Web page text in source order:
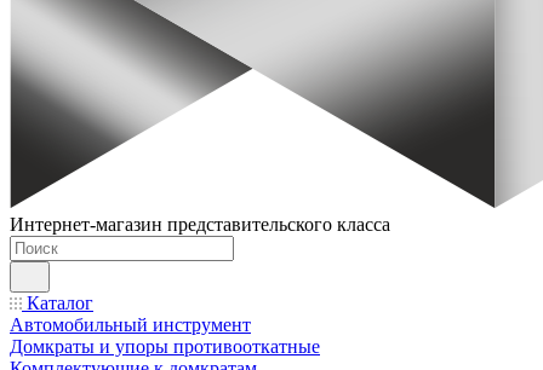
Интернет-магазин представительского класса
Каталог
Автомобильный инструмент
Домкраты и упоры противооткатные